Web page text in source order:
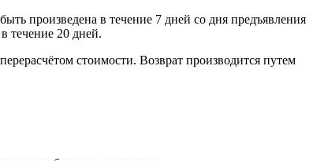
произведена в течение 7 дней со дня предъявления
течение 20 дней.
стоимости. Возврат производится путем